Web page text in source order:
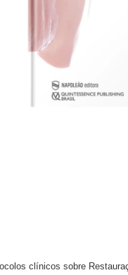
clínicos sobre